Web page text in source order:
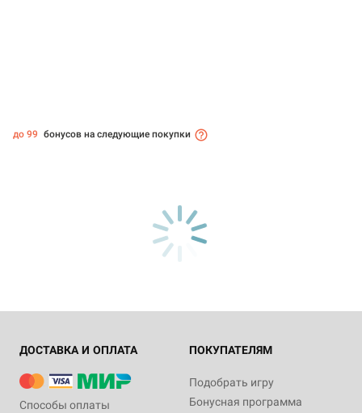
до 99 бонусов на следующие покупки
ДОСТАВКА И ОПЛАТА
Способы оплаты
ПОКУПАТЕЛЯМ
Подобрать игру
Бонусная программа